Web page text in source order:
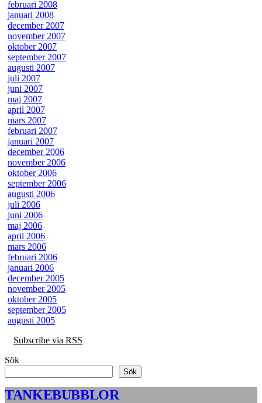
februari 2008
januari 2008
december 2007
november 2007
oktober 2007
september 2007
augusti 2007
juli 2007
juni 2007
maj 2007
april 2007
mars 2007
februari 2007
januari 2007
december 2006
november 2006
oktober 2006
september 2006
augusti 2006
juli 2006
juni 2006
maj 2006
april 2006
mars 2006
februari 2006
januari 2006
december 2005
november 2005
oktober 2005
september 2005
augusti 2005
Subscribe via RSS
Sök
Sök
TANKEBUBBLOR